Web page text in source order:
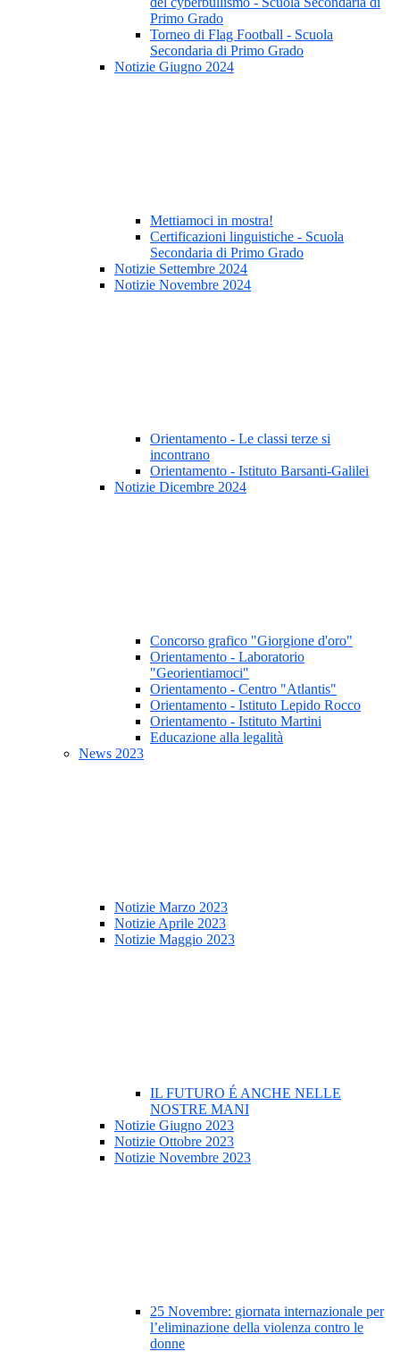
Primo Grado
Torneo di Flag Football - Scuola
Secondaria di Primo Grado
Notizie Giugno 2024
Mettiamoci in mostra!
Certificazioni linguistiche - Scuola
Secondaria di Primo Grado
Notizie Settembre 2024
Notizie Novembre 2024
Orientamento - Le classi terze si
incontrano
Orientamento - Istituto Barsanti-Galilei
Notizie Dicembre 2024
Concorso grafico "Giorgione d'oro"
Orientamento - Laboratorio
"Georientiamoci"
Orientamento - Centro "Atlantis"
Orientamento - Istituto Lepido Rocco
Orientamento - Istituto Martini
Educazione alla legalità
News 2023
Notizie Marzo 2023
Notizie Aprile 2023
Notizie Maggio 2023
IL FUTURO É ANCHE NELLE
NOSTRE MANI
Notizie Giugno 2023
Notizie Ottobre 2023
Notizie Novembre 2023
25 Novembre: giornata internazionale per
l’eliminazione della violenza contro le
donne